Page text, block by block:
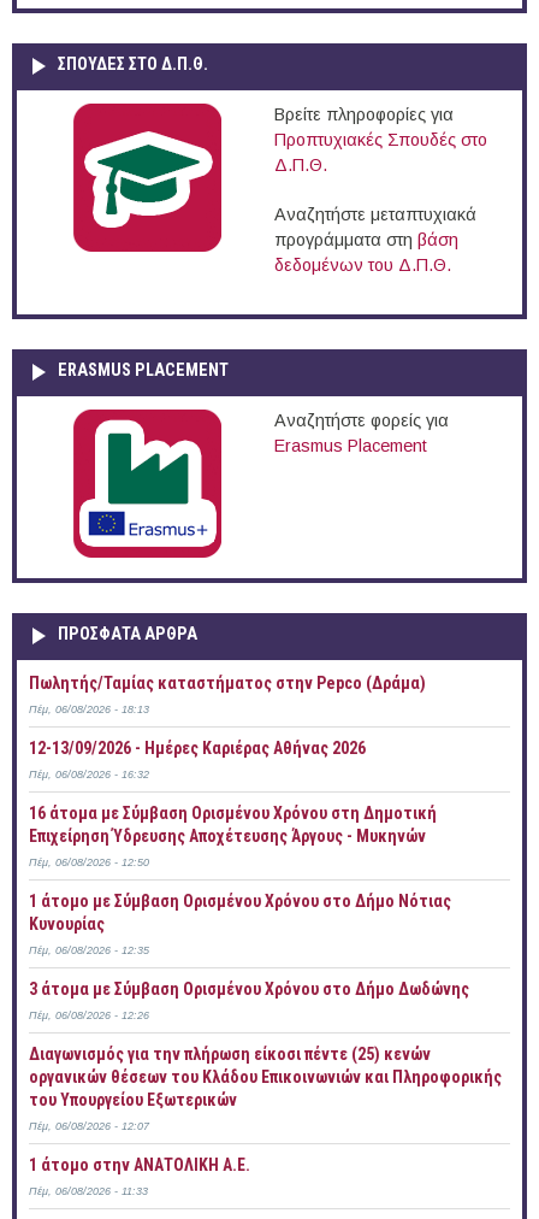
ΣΠΟΥΔΈΣ ΣΤΟ Δ.Π.Θ.
Βρείτε πληροφορίες για
Προπτυχιακές Σπουδές στο
Δ.Π.Θ.
Αναζητήστε μεταπτυχιακά
προγράμματα στη βάση
δεδομένων του Δ.Π.Θ.
ERASMUS PLACEMENT
Αναζητήστε φορείς για
Erasmus Placement
ΠΡOΣΦΑΤΑ AΡΘΡΑ
Πωλητής/Ταμίας καταστήματος στην Pepco (Δράμα)
Πέμ, 06/08/2026 - 18:13
12-13/09/2026 - Ημέρες Καριέρας Αθήνας 2026
Πέμ, 06/08/2026 - 16:32
16 άτομα με Σύμβαση Ορισμένου Χρόνου στη Δημοτική
Επιχείρηση Ύδρευσης Αποχέτευσης Άργους - Μυκηνών
Πέμ, 06/08/2026 - 12:50
1 άτομο με Σύμβαση Ορισμένου Χρόνου στο Δήμο Νότιας
Κυνουρίας
Πέμ, 06/08/2026 - 12:35
3 άτομα με Σύμβαση Ορισμένου Χρόνου στο Δήμο Δωδώνης
Πέμ, 06/08/2026 - 12:26
Διαγωνισμός για την πλήρωση είκοσι πέντε (25) κενών
οργανικών θέσεων του Κλάδου Επικοινωνιών και Πληροφορικής
του Υπουργείου Εξωτερικών
Πέμ, 06/08/2026 - 12:07
1 άτομο στην ΑΝΑΤΟΛΙΚΗ Α.Ε.
Πέμ, 06/08/2026 - 11:33